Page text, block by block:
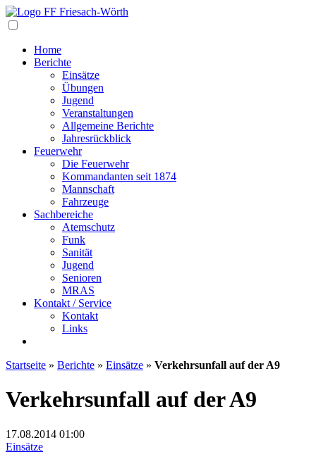
Home
Berichte
Einsätze
Übungen
Jugend
Veranstaltungen
Allgemeine Berichte
Jahresrückblick
Feuerwehr
Die Feuerwehr
Kommandanten seit 1874
Mannschaft
Fahrzeuge
Sachbereiche
Atemschutz
Funk
Sanität
Jugend
Senioren
MRAS
Kontakt / Service
Kontakt
Links
Startseite » Berichte » Einsätze » Verkehrsunfall auf der A9
Verkehrsunfall auf der A9
17.08.2014 01:00
Einsätze